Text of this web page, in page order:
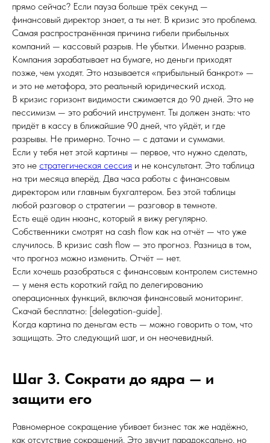
прямо сейчас? Если пауза больше трёх секунд —
финансовый директор знает, а ты нет. В кризис это проблема.
Самая распространённая причина гибели прибыльных
компаний — кассовый разрыв. Не убытки. Именно разрыв.
Компания зарабатывает на бумаге, но деньги приходят
позже, чем уходят. Это называется «прибыльный банкрот» —
и это не метафора, это реальный юридический исход.
В кризис горизонт видимости сжимается до 90 дней. Это не
пессимизм — это рабочий инструмент. Ты должен знать: что
придёт в кассу в ближайшие 90 дней, что уйдёт, и где
разрывы. Не примерно. Точно — с датами и суммами.
Если у тебя нет этой картины — первое, что нужно сделать,
это не стратегическая сессия и не консультант. Это таблица
на три месяца вперёд. Два часа работы с финансовым
директором или главным бухгалтером. Без этой таблицы
любой разговор о стратегии — разговор в темноте.
Есть ещё один нюанс, который я вижу регулярно.
Собственники смотрят на cash flow как на отчёт — что уже
случилось. В кризис cash flow — это прогноз. Разница в том,
что прогноз можно изменить. Отчёт — нет.
Если хочешь разобраться с финансовым контролем системно
— у меня есть короткий гайд по делегированию
операционных функций, включая финансовый мониторинг.
Скачай бесплатно: [delegation-guide].
Когда картина по деньгам есть — можно говорить о том, что
защищать. Это следующий шаг, и он неочевидный.
Шаг 3. Сократи до ядра — и
защити его
Равномерное сокращение убивает бизнес так же надёжно,
как отсутствие сокращений. Это звучит парадоксально, но